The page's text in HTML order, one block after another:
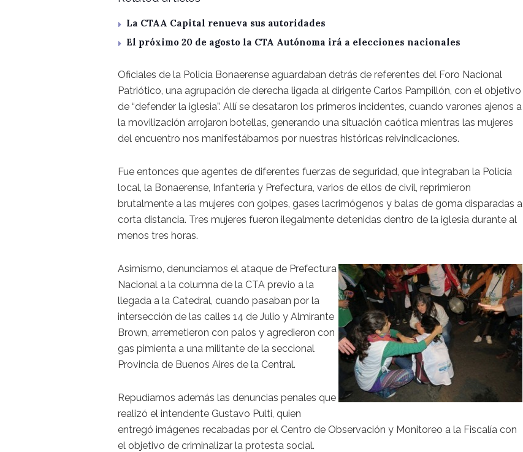
La CTAA Capital renueva sus autoridades
El próximo 20 de agosto la CTA Autónoma irá a elecciones nacionales
Oficiales de la Policía Bonaerense aguardaban detrás de referentes del Foro Nacional
Patriótico, una agrupación de derecha ligada al dirigente Carlos Pampillón, con el objetivo
de “defender la iglesia”. Allí se desataron los primeros incidentes, cuando varones ajenos a
la movilización arrojaron botellas, generando una situación caótica mientras las mujeres
del encuentro nos manifestábamos por nuestras históricas reivindicaciones.
Fue entonces que agentes de diferentes fuerzas de seguridad, que integraban la Policía
local, la Bonaerense, Infantería y Prefectura, varios de ellos de civil, reprimieron
brutalmente a las mujeres con golpes, gases lacrimógenos y balas de goma disparadas a
corta distancia. Tres mujeres fueron ilegalmente detenidas dentro de la iglesia durante al
menos tres horas.
Asimismo, denunciamos el ataque de Prefectura
Nacional a la columna de la CTA previo a la
llegada a la Catedral, cuando pasaban por la
intersección de las calles 14 de Julio y Almirante
Brown, arremetieron con palos y agredieron con
gas pimienta a una militante de la seccional
Provincia de Buenos Aires de la Central.
Repudiamos además las denuncias penales que
realizó el intendente Gustavo Pulti, quien
entregó imágenes recabadas por el Centro de Observación y Monitoreo a la Fiscalía con
el objetivo de criminalizar la protesta social.